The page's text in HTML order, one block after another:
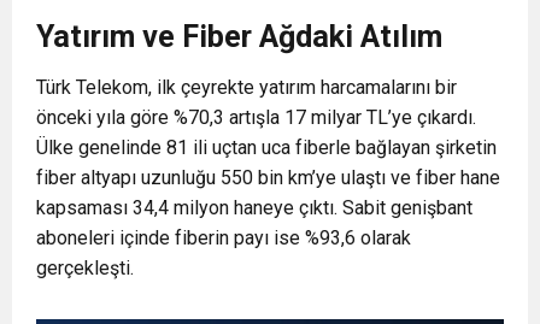
Yatırım ve Fiber Ağdaki Atılım
Türk Telekom, ilk çeyrekte yatırım harcamalarını bir
önceki yıla göre %70,3 artışla 17 milyar TL’ye çıkardı.
Ülke genelinde 81 ili uçtan uca fiberle bağlayan şirketin
fiber altyapı uzunluğu 550 bin km’ye ulaştı ve fiber hane
kapsaması 34,4 milyon haneye çıktı. Sabit genişbant
aboneleri içinde fiberin payı ise %93,6 olarak
gerçekleşti.